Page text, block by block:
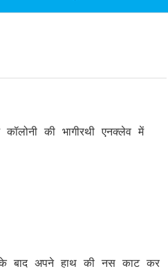
की भागीरथी एनक्लेव में
बाद अपने हाथ की नस काट कर